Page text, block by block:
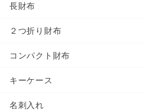
長財布
２つ折り財布
コンパクト財布
キーケース
名刺入れ